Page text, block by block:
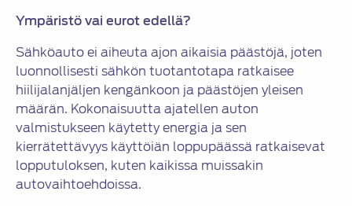
Ympäristö vai eurot edellä?
Sähköauto ei aiheuta ajon aikaisia päästöjä, joten
luonnollisesti sähkön tuotantotapa ratkaisee
hiilijalanjäljen kengänkoon ja päästöjen yleisen
määrän. Kokonaisuutta ajatellen auton
valmistukseen käytetty energia ja sen
kierrätettävyys käyttöiän loppupäässä ratkaisevat
lopputuloksen, kuten kaikissa muissakin
autovaihtoehdoissa.